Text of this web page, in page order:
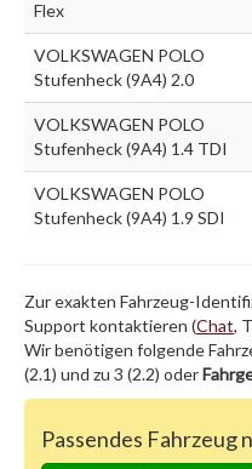
Flex
VOLKSWAGEN POLO
Stufenheck (9A4) 2.0
VOLKSWAGEN POLO
Stufenheck (9A4) 1.4 TDI
VOLKSWAGEN POLO
Stufenheck (9A4) 1.9 SDI
Zur exakten Fahrzeug-
Support kontaktieren (Chat,
Wir benötigen folgende
(2.1) und zu 3 (2.2) oder
Passendes Fahrzeug